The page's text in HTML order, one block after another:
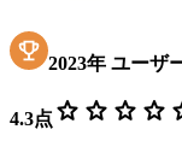
2023年 ユーザ
4.3点 star star star star